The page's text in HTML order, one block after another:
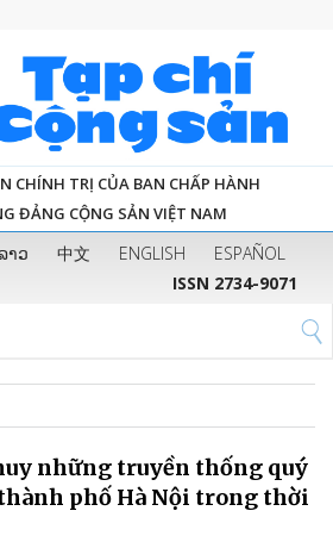
CHÍNH TRỊ CỦA BAN CHẤP HÀNH
ĐẢNG CỘNG SẢN VIỆT NAM
າວ 中文 ENGLISH
ESPAÑOL
ISSN 2734-9071
những truyền thống quý
phố Hà Nội trong thời